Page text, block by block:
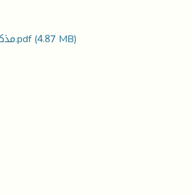
مذكرة بن خوخة 2014.pdf(4.87 MB)